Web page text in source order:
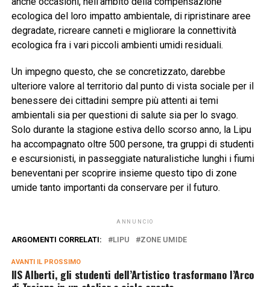
ecologica del loro impatto ambientale, di ripristinare aree
degradate, ricreare canneti e migliorare la connettività
ecologica fra i vari piccoli ambienti umidi residuali.
Un impegno questo, che se concretizzato, darebbe
ulteriore valore al territorio dal punto di vista sociale per il
benessere dei cittadini sempre più attenti ai temi
ambientali sia per questioni di salute sia per lo svago.
Solo durante la stagione estiva dello scorso anno, la Lipu
ha accompagnato oltre 500 persone, tra gruppi di studenti
e escursionisti, in passeggiate naturalistiche lunghi i fiumi
beneventani per scoprire insieme questo tipo di zone
umide tanto importanti da conservare per il futuro.
ANNUNCIO
ARGOMENTI CORRELATI: LIPU ZONE UMIDE
AVANTI IL ​​PROSSIMO
IIS Alberti, gli studenti dell’Artistico trasformano l’Arco